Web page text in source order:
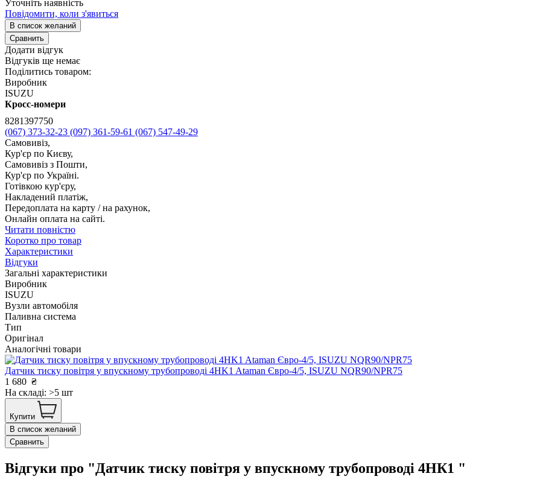
Уточніть наявність
Повідомити, коли з'явиться
В список желаний
Сравнить
Додати відгук
Відгуків ще немає
Поділитись товаром:
Виробник
ISUZU
Кросс-номери
8281397750
(067) 373-32-23 (097) 361-59-61 (067) 547-49-29
Самовивіз,
Кур'єр по Києву,
Самовивіз з Пошти,
Кур'єр по Україні.
Готівкою кур'єру,
Накладений платіж,
Передоплата на карту / на рахунок,
Онлайн оплата на сайті.
Читати повністю
Коротко про товар
Характеристики
Відгуки
Загальні характеристики
Виробник
ISUZU
Вузли автомобіля
Паливна система
Тип
Оригінал
Аналогічні товари
Датчик тиску повітря у впускному трубопроводі 4HK1 Ataman Євро-4/5, ISUZU NQR90/NPR75
1 680 ₴
На складі: >5 шт
Купити
В список желаний
Сравнить
Відгуки про "Датчик тиску повітря у впускному трубопроводі 4НК1 "